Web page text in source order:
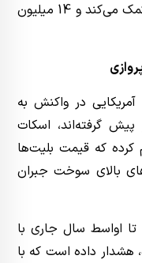
851 میلیارد یورو به اقتصاد این قاره کمک می‌کند و 14 میلیون
در واکنش به
پیش گرفته‌اند، اسکات
کرده که قیمت بلیت‌ها
بالای سوخت جبران
اواسط سال جاری با
هشدار داده است که با